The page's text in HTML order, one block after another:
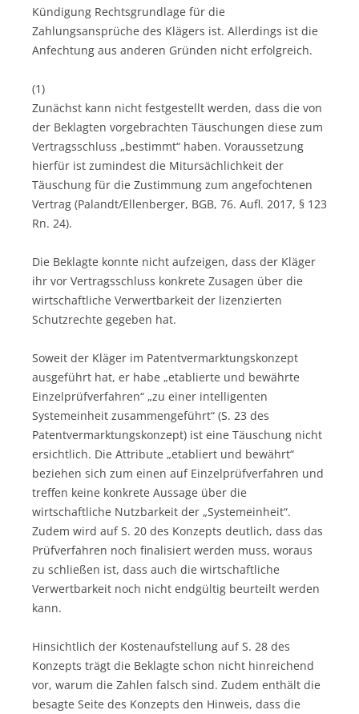
Kündigung Rechtsgrundlage für die
Zahlungsansprüche des Klägers ist. Allerdings ist die
Anfechtung aus anderen Gründen nicht erfolgreich.
(1)
Zunächst kann nicht festgestellt werden, dass die von
der Beklagten vorgebrachten Täuschungen diese zum
Vertragsschluss „bestimmt“ haben. Voraussetzung
hierfür ist zumindest die Mitursächlichkeit der
Täuschung für die Zustimmung zum angefochtenen
Vertrag (Palandt/Ellenberger, BGB, 76. Aufl. 2017, § 123
Rn. 24).
Die Beklagte konnte nicht aufzeigen, dass der Kläger
ihr vor Vertragsschluss konkrete Zusagen über die
wirtschaftliche Verwertbarkeit der lizenzierten
Schutzrechte gegeben hat.
Soweit der Kläger im Patentvermarktungskonzept
ausgeführt hat, er habe „etablierte und bewährte
Einzelprüfverfahren“ „zu einer intelligenten
Systemeinheit zusammengeführt“ (S. 23 des
Patentvermarktungskonzept) ist eine Täuschung nicht
ersichtlich. Die Attribute „etabliert und bewährt“
beziehen sich zum einen auf Einzelprüfverfahren und
treffen keine konkrete Aussage über die
wirtschaftliche Nutzbarkeit der „Systemeinheit“.
Zudem wird auf S. 20 des Konzepts deutlich, dass das
Prüfverfahren noch finalisiert werden muss, woraus
zu schließen ist, dass auch die wirtschaftliche
Verwertbarkeit noch nicht endgültig beurteilt werden
kann.
Hinsichtlich der Kostenaufstellung auf S. 28 des
Konzepts trägt die Beklagte schon nicht hinreichend
vor, warum die Zahlen falsch sind. Zudem enthält die
besagte Seite des Konzepts den Hinweis, dass die